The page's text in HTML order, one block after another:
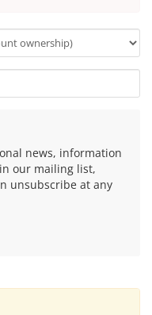
news, information
our mailing list,
unsubscribe at any